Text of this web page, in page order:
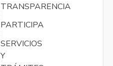
TRANSPARENCIA
PARTICIPA
SERVICIOS
Y